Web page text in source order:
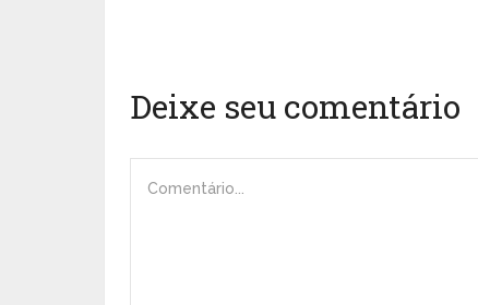
Deixe seu comentário